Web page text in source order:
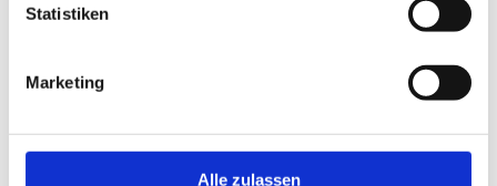
Statistiken
Marketing
Alle zulassen
die Längen zu kämmen und dich dabei auch jeder
WASCHEN:
verhindern, müssen diese immer nach hinten und
niemals über Kopf gewaschen werden. Hierbei reicht
es, den Haaransatz zu shamponieren und den
Schaum beim gründlichen Ausspülen über die